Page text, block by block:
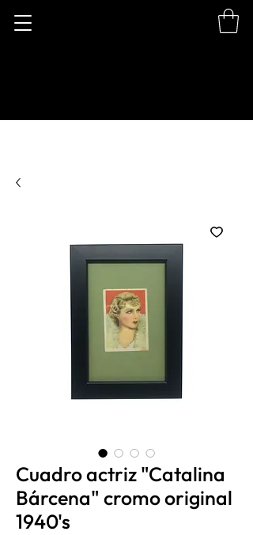
Cuadro actriz "Catalina
Bárcena" cromo original
1940's